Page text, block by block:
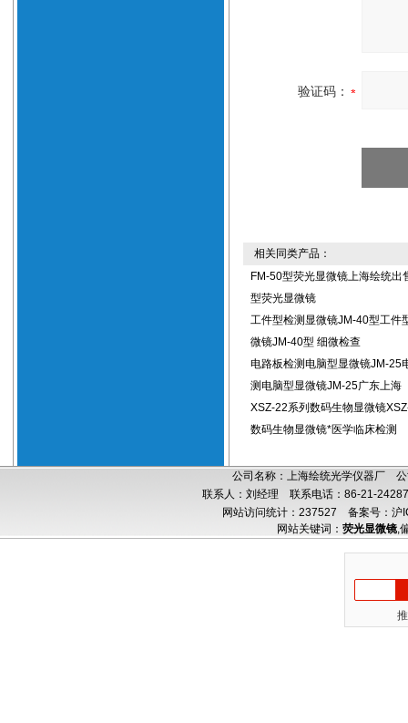
验证码：
相关同类产品：
FM-50型荧光显微镜上海绘统出
型荧光显微镜
工件型检测显微镜JM-40型工件
微镜JM-40型 细微检查
电路板检测电脑型显微镜JM-25
测电脑型显微镜JM-25广东上海
XSZ-22系列数码生物显微镜
数码生物显微镜*医学临床检测
公司名称：上海绘统光学仪器厂
联系人：刘经理 联系电话：86-21-
网站访问统计：237527 备案号：沪
网站关键词： 荧光显微镜,